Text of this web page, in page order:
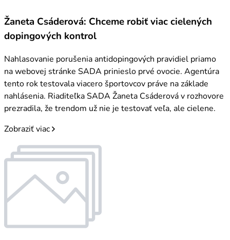
Žaneta Csáderová: Chceme robiť viac cielených
dopingových kontrol
Nahlasovanie porušenia antidopingových pravidiel priamo
na webovej stránke SADA prinieslo prvé ovocie. Agentúra
tento rok testovala viacero športovcov práve na základe
nahlásenia. Riaditeľka SADA Žaneta Csáderová v rozhovore
prezradila, že trendom už nie je testovať veľa, ale cielene.
Zobraziť viac